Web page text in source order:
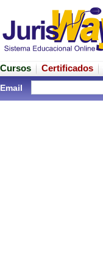
Cursos Certificados
Email